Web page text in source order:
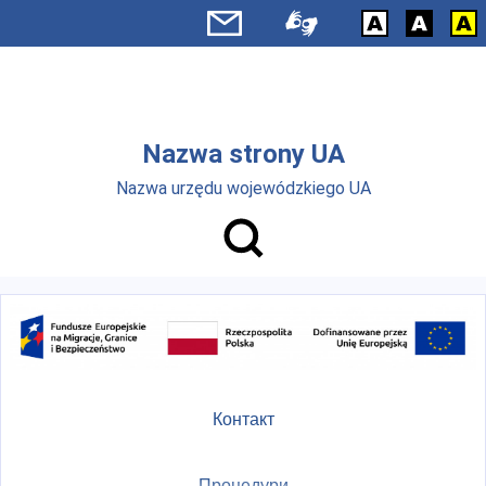
Перейти до основного вмісту
Nazwa strony UA
Nazwa urzędu wojewódzkiego UA
Контакт